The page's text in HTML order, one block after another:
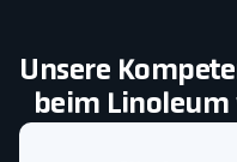
Unsere
beim Linoleum